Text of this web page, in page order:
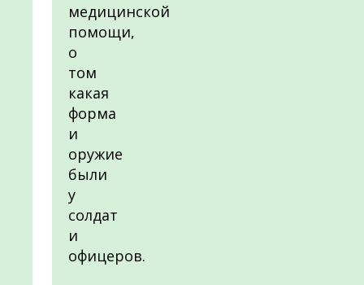
медицинской
помощи,
о
том
какая
форма
и
оружие
были
у
солдат
и
офицеров.